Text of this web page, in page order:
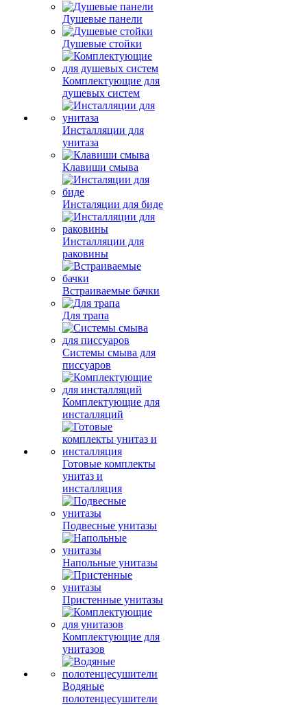
Душевые панели
Душевые стойки
Комплектующие для
душевых систем
Инсталляции для
унитаза
Клавиши смыва
Инсталяции для биде
Инсталляции для
раковины
Встраиваемые бачки
Для трапа
Системы смыва для
писсуаров
Комплектующие для
инсталляций
Готовые комплекты
унитаз и
инсталляция
Подвесные унитазы
Напольные унитазы
Пристенные унитазы
Комплектующие для
унитазов
Водяные
полотенцесушители